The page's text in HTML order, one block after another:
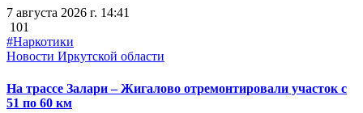
7 августа 2026 г. 14:41
101
#Наркотики
Новости Иркутской области
На трассе Залари – Жигалово отремонтировали участок с
51 по 60 км